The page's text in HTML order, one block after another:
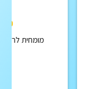
5.0
מומחית